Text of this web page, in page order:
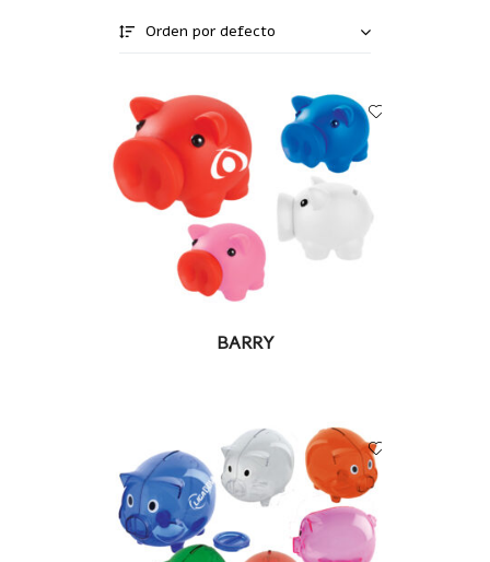
Orden por defecto
LEER MÁS
BARRY